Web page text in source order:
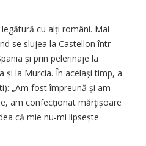
cu alți români. Mai
se slujea la Castellon într-
și prin pelerinaje la
și la Murcia. În același timp, a
„Am fost împreună și am
am confecționat mărțișoare
că mie nu-mi lipsește